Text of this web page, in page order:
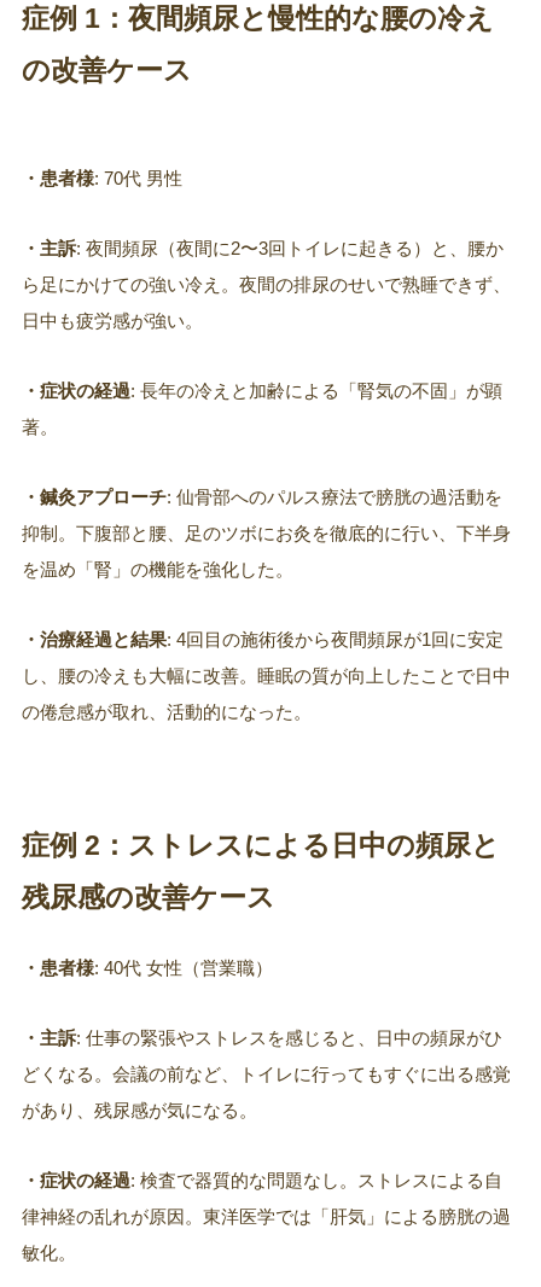
症例 1： 夜間頻尿と慢性的な腰の冷え
の改善ケース
・患者様: 70代 男性
・主訴: 夜間頻尿（夜間に2〜3回トイレに起きる）と、腰か
ら足にかけての強い冷え。夜間の排尿のせいで熟睡できず、
日中も疲労感が強い。
・症状の経過: 長年の冷えと加齢による「腎気の不固」が顕
著。
・鍼灸アプローチ: 仙骨部へのパルス療法で膀胱の過活動を
抑制。下腹部と腰、足のツボにお灸を徹底的に行い、下半身
を温め「腎」の機能を強化した。
・治療経過と結果: 4回目の施術後から夜間頻尿が1回に安定
し、腰の冷えも大幅に改善。睡眠の質が向上したことで日中
の倦怠感が取れ、活動的になった。
症例 2： ストレスによる日中の頻尿と
残尿感の改善ケース
・患者様: 40代 女性（営業職）
・主訴: 仕事の緊張やストレスを感じると、日中の頻尿がひ
どくなる。会議の前など、トイレに行ってもすぐに出る感覚
があり、残尿感が気になる。
・症状の経過: 検査で器質的な問題なし。ストレスによる自
律神経の乱れが原因。東洋医学では「肝気」による膀胱の過
敏化。